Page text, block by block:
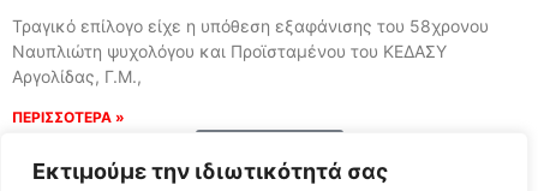
Εκτιμούμε την ιδιωτικότητά σας
Τραγικό επίλογο είχε η υπόθεση εξαφάνισης του 58χρονου
Ναυπλιώτη ψυχολόγου και Προϊσταμένου του ΚΕΔΑΣΥ
Αργολίδας, Γ.Μ.,
ΠΕΡΙΣΣΟΤΕΡΑ »